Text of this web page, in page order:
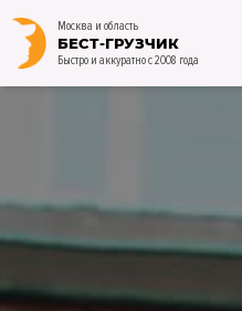
Москва и область
БЕСТ-ГРУЗЧИК
Быстро и аккуратно с 2008 года